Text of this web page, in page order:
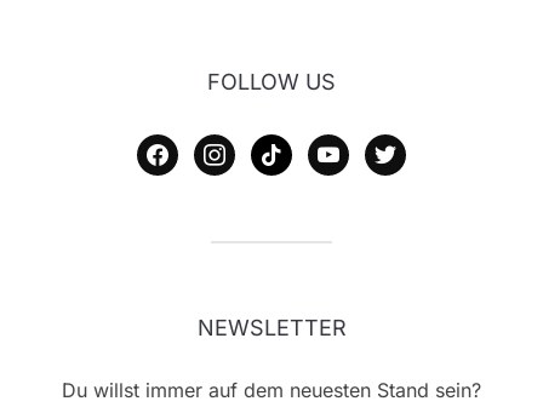
FOLLOW US
facebookinstagram
tiktok youtubetwitter
NEWSLETTER
Du willst immer auf dem neuesten Stand sein?